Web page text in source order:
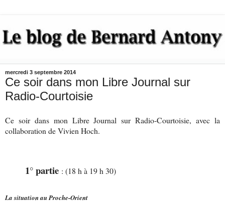
mercredi 3 septembre 2014
Ce soir dans mon Libre Journal sur
Radio-Courtoisie
Ce soir dans mon Libre Journal sur Radio-Courtoisie, avec la
collaboration de Vivien Hoch.
1° partie : (18 h à 19 h 30)
La situation au Proche-Orient